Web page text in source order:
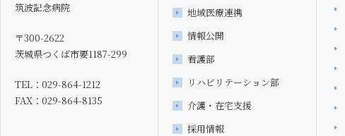
筑波記念病院
〒300-2622
茨城県つくば市要1187-299
TEL：029-864-1212
FAX：029-864-8135
地域医療連携
情報公開
看護部
リハビリテーション部
介護・在宅支援
採用情報